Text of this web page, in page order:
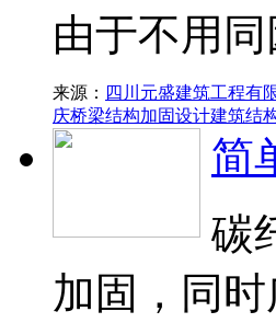
由于不用
来源： 四川元盛建筑工程有
庆桥梁结构加固设计建筑结
简
碳
加固，同